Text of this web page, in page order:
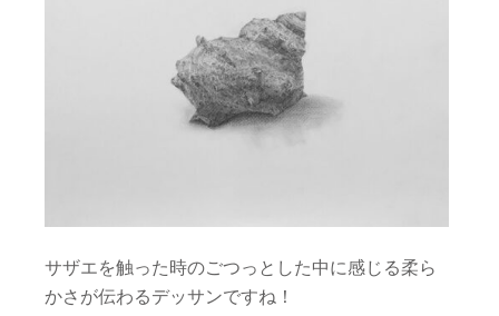
サザエを触った時のごつっとした中に感じる柔ら
かさが伝わるデッサンですね！